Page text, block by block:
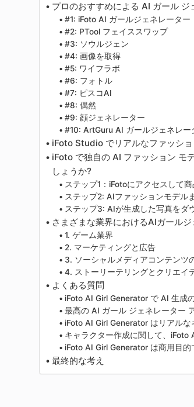
プロのおすすめによる AI ガール
#1: iFoto AI ガールジェネレーター
#2: PTool フェイススワップ
#3: ソウルジェン
#4: 画像を取得
#5: ワイフラボ
#6: フォトル
#7: ピスコAI
#8: 偶然
#9: 顔ジェネレーター
#10: ArtGuru AI ガールジェネレー
iFoto Studio でリアルなファッシ
iFoto で独自の AI ファッション モ
しょうか?
ステップ1：iFotoにアクセスして
ステップ2: AIファッションモデル
ステップ3: AIが生成した写真をダ
さまざまな業界におけるAIガール
1. ゲーム業界
2. マーケティングと広告
3. ソーシャルメディアコンテンツ
4. ストーリーテリングとクリエイ
よくある質問
iFoto AI Girl Generator で AI 生成
最高の AI ガール ジェネレーター
iFoto AI Girl Generator はリアル
キャラクター作成に関して、iFoto
iFoto AI Girl Generator は商用目的
最終的な考え